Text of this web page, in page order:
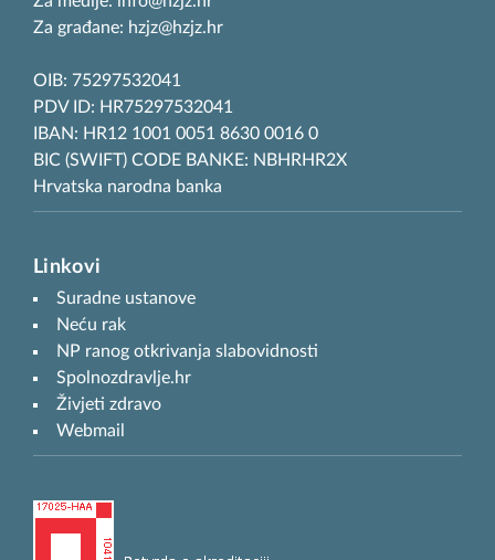
Za građane: hzjz@hzjz.hr
OIB: 75297532041
PDV ID: HR75297532041
IBAN: HR12 1001 0051 8630 0016 0
BIC (SWIFT) CODE BANKE: NBHRHR2X
Hrvatska narodna banka
Linkovi
Suradne ustanove
Neću rak
NP ranog otkrivanja slabovidnosti
Spolnozdravlje.hr
Živjeti zdravo
Webmail